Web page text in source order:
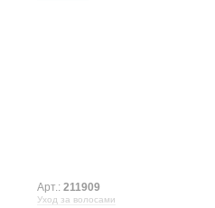
Уход за волосами
Арт.: 211909